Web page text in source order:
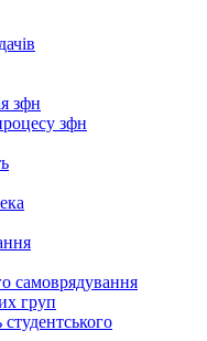
зфн
зфн
самоврядування
груп